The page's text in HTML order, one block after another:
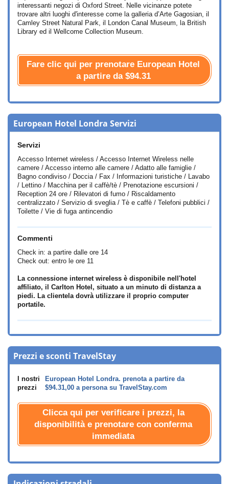
interessanti negozi di Oxford Street. Nelle vicinanze potete
trovare altri luoghi d'interesse come la galleria d’Arte Gagosian, il
Camley Street Natural Park, il London Canal Museum, la British
Library ed il Wellcome Collection Museum.
Fare clic qui per prenotare European Hotel
a partire da $94.31
European Hotel Londra Servizi
Servizi
Accesso Internet wireless / Accesso Internet Wireless nelle
camere / Accesso interno alle camere / Adatto alle famiglie /
Bagno condiviso / Doccia / Fax / Informazioni turistiche / Lavabo
/ Lettino / Macchina per il caffè/tè / Prenotazione escursioni /
Reception 24 ore / Rilevatori di fumo / Riscaldamento
centralizzato / Servizio di sveglia / Tè e caffè / Telefoni pubblici /
Toilette / Vie di fuga antincendio
Commenti
Check in: a partire dalle ore 14
Check out: entro le ore 11
La connessione internet wireless è disponibile nell'hotel
affiliato, il Carlton Hotel, situato a un minuto di distanza a
piedi. La clientela dovrà utilizzare il proprio computer
portatile.
Prezzi e sconti TravelStay
I nostri
prezzi
European Hotel Londra. prenota a partire da
$94.31,00 a persona su TravelStay.com
Clicca qui per verificare i prezzi, la
disponibilità e prenotare con conferma
immediata